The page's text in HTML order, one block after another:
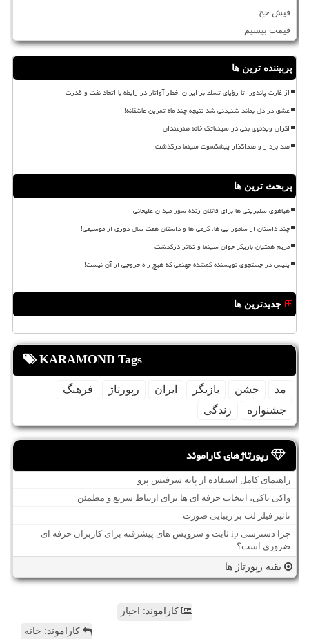
فیش حج
قیمت بیسیم
پربیننده ترین ها
از غارت پاندورا تا رؤیای تسلط بر ایران اخطار آواتار در رابطه با اتحاد نفت و قدرت
عشق در دل بماند شنیدنی شد نتیجه چند ماه تمرین عاشقانه!
اکران ویدئوی بنی در سینماتک خانه هنرمندان
صدابردار و صداگذار پیشکسوت سینما درگذشت
پربحث ترین ها
هیاهوی سلبریتی ها برای قاتلان زنده سوز میدان علیخانی
چند داستان از سامورایی ها، گرمی ها و داستان هفت سال دوری از موسیقی!
مریم همتیان بازیگر جوان سینما و تئاتر درگذشت
پلیس در جستجوی نویسنده گمشده جهنمی که هیچ راه خروجی از آن نیست!
جدیدترین ها
KARAMOND Tags
مد جشن بازیگر ایران رپورتاژ
فرهنگ
جشنواره
زندگی
رپورتاژهای کاراموند
راهنمای کامل استفاده از پایه سرفیس پرو
واکی تاکی، انتخاب حرفه ای ها برای ارتباط سریع و مطمئن
تاثیر فیلر لب بر زیبایی صورت
چرا دسترسی ip ثابت و سرویس های پیشرفته برای کاربران حرفه ای
ضروری است؟
بقیه رپورتاژ ها
کاراموند: اخبار
کاراموند: خانه